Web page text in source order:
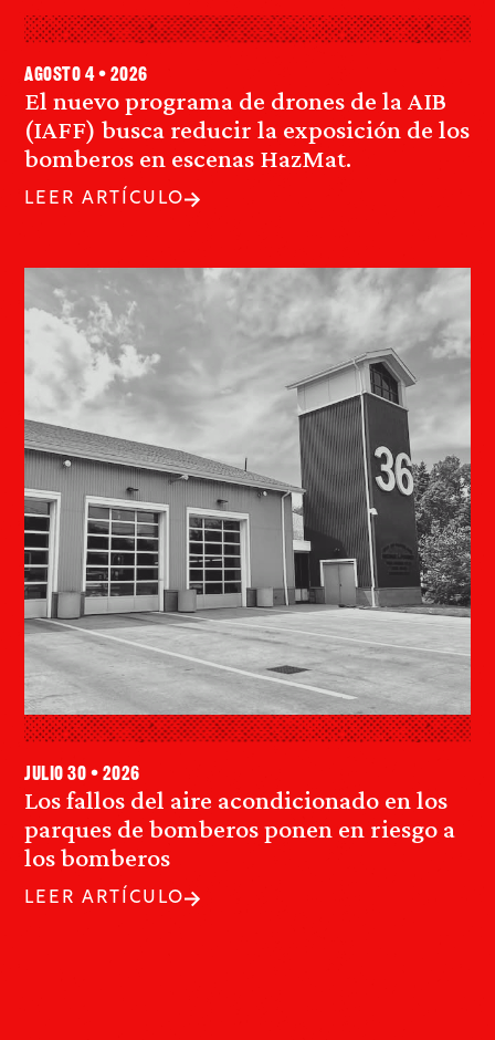
El nuevo programa de drones de la AIB
(IAFF) busca reducir la exposición de los
bomberos en escenas HazMat.
agosto 4 • 2026
LEER ARTÍCULO
Los fallos del aire acondicionado en los
parques de bomberos ponen en riesgo a
los bomberos
julio 30 • 2026
LEER ARTÍCULO